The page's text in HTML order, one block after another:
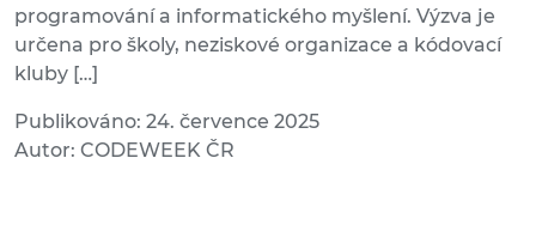
programování a informatického myšlení. Výzva je
určena pro školy, neziskové organizace a kódovací
kluby […]
Publikováno: 24. července 2025
Autor: CODEWEEK ČR